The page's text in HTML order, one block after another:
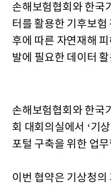
손해보험협회와 한국
터를 활용한 기후보험
후에 따른 자연재해
발에 필요한 데이터
손해보험협회와 한국
회 대회의실에서 ‘기
포털 구축을 위한 업
이번 협약은 기상청